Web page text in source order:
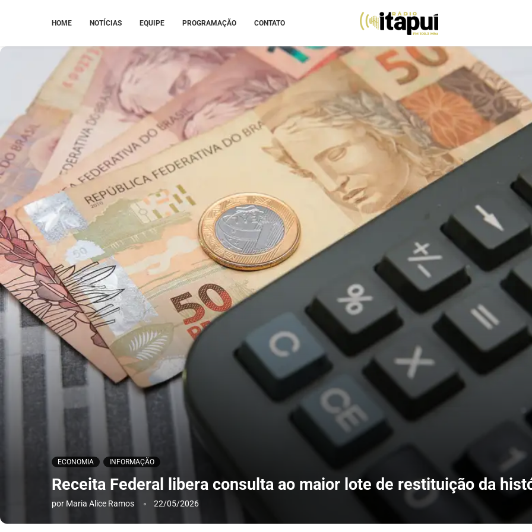
HOME NOTÍCIAS EQUIPE PROGRAMAÇÃO CONTATO
ECONOMIA INFORMAÇÃO
Receita Federal libera consulta ao maior lote de restituição da
por Maria Alice Ramos 22/05/2026